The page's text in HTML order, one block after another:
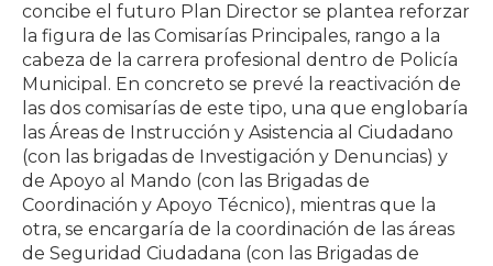
concibe el futuro Plan Director se plantea reforzar
la figura de las Comisarías Principales, rango a la
cabeza de la carrera profesional dentro de Policía
Municipal. En concreto se prevé la reactivación de
las dos comisarías de este tipo, una que englobaría
las Áreas de Instrucción y Asistencia al Ciudadano
(con las brigadas de Investigación y Denuncias) y
de Apoyo al Mando (con las Brigadas de
Coordinación y Apoyo Técnico), mientras que la
otra, se encargaría de la coordinación de las áreas
de Seguridad Ciudadana (con las Brigadas de